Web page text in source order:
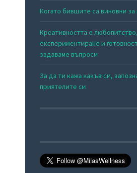
Когато бившите са виновни
Креативността е любопитство,
експериментиране и
задаваме въпроси
За да ти кажа какъв си,
приятелите си